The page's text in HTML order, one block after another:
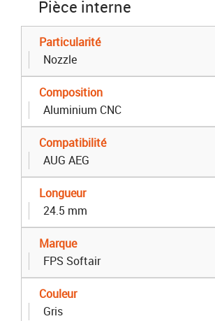
Pièce interne
Particularité
Nozzle
Composition
Aluminium CNC
Compatibilité
AUG AEG
Longueur
24.5 mm
Marque
FPS Softair
Couleur
Gris